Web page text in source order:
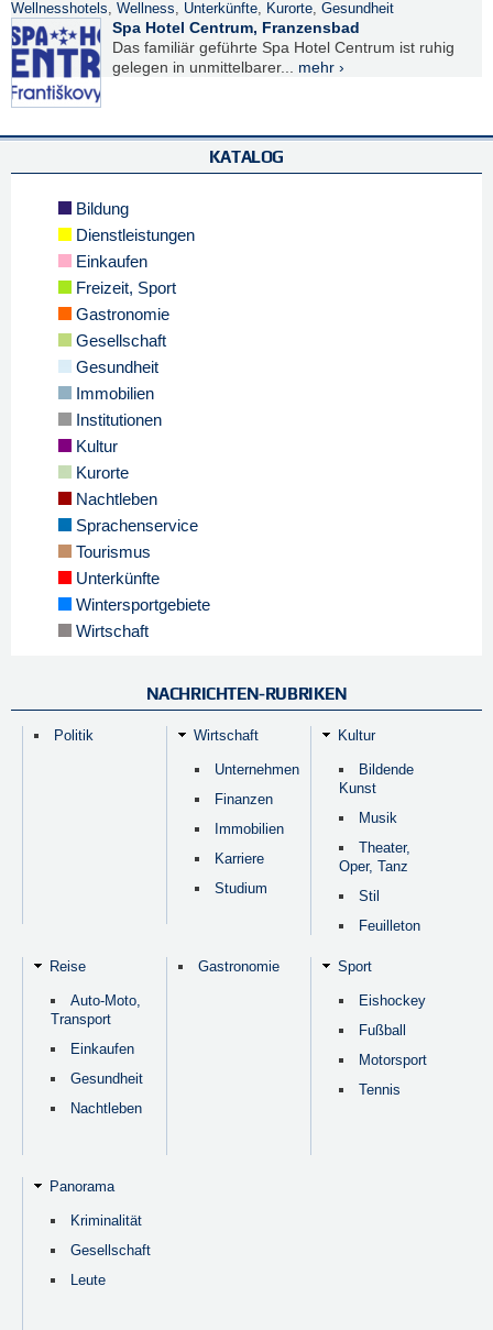
Wellnesshotels, Wellness, Unterkünfte, Kurorte, Gesundheit
Spa Hotel Centrum, Franzensbad
Das familiär geführte Spa Hotel Centrum ist ruhig
gelegen in unmittelbarer... mehr ›
KATALOG
Bildung
Dienstleistungen
Einkaufen
Freizeit, Sport
Gastronomie
Gesellschaft
Gesundheit
Immobilien
Institutionen
Kultur
Kurorte
Nachtleben
Sprachenservice
Tourismus
Unterkünfte
Wintersportgebiete
Wirtschaft
NACHRICHTEN-RUBRIKEN
Politik Wirtschaft
Unternehmen
Finanzen
Immobilien
Karriere
Studium
Kultur
Bildende
Kunst
Musik
Theater,
Oper, Tanz
Stil
Feuilleton
Reise
Auto-Moto,
Transport
Einkaufen
Gesundheit
Nachtleben
Gastronomie Sport
Eishockey
Fußball
Motorsport
Tennis
Panorama
Kriminalität
Gesellschaft
Leute